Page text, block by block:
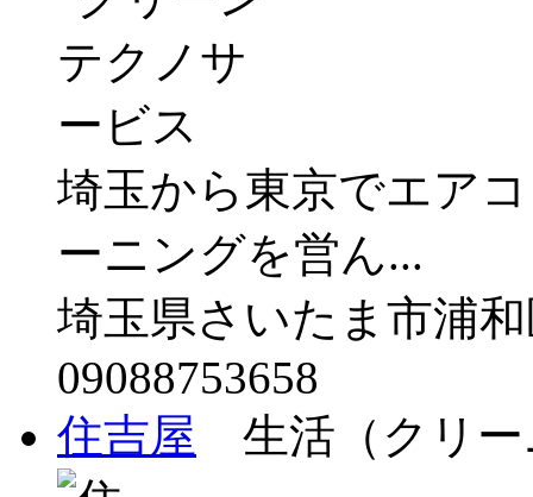
埼玉から東京でエア
ーニングを営ん...
埼玉県さいたま市浦
09088753658
住吉屋 生活（クリー